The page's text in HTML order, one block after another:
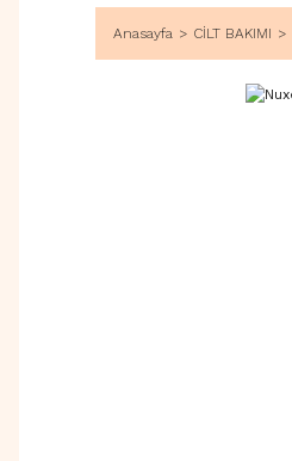
Anasayfa CİLT BAKIMI